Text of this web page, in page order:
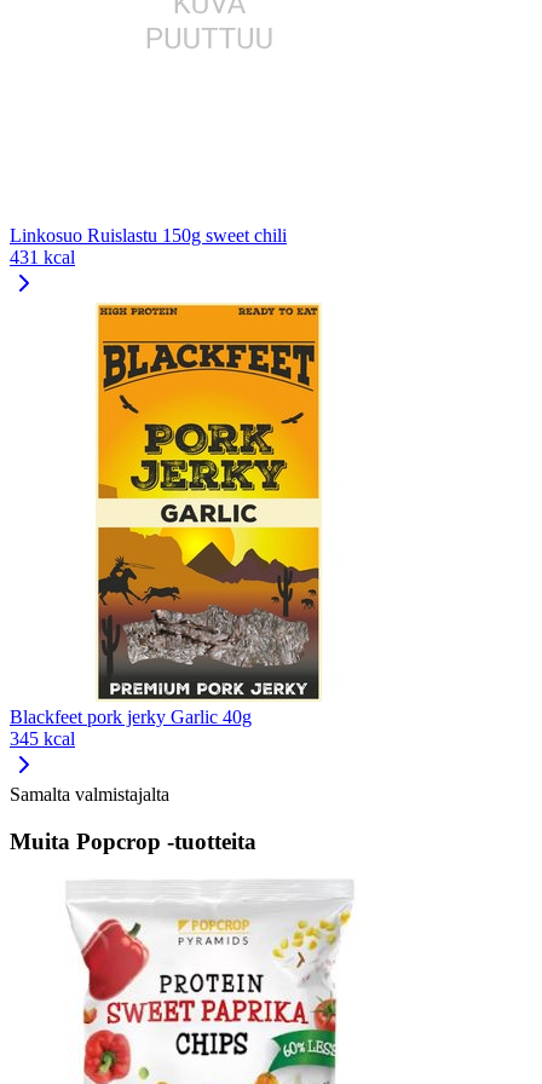
Linkosuo Ruislastu 150g sweet chili
431 kcal
Blackfeet pork jerky Garlic 40g
345 kcal
Samalta valmistajalta
Muita Popcrop -tuotteita